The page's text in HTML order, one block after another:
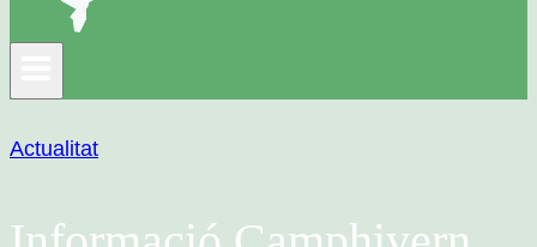
Actualitat